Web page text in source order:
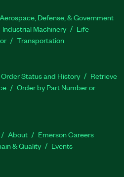
Aerospace, Defense, & Government
Industrial Machinery
Life
Transportation
Order Status and History
Retrieve
Order by Part Number or
About
Emerson Careers
& Quality Events